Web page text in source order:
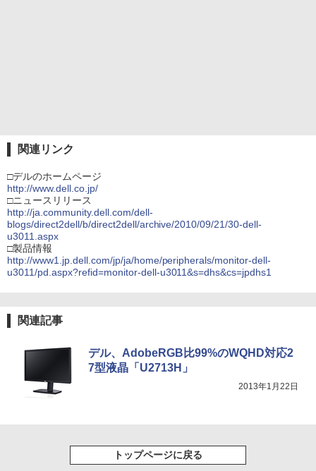
関連リンク
□デルのホームページ
http://www.dell.co.jp/
□ニュースリリース
http://ja.community.dell.com/dell-
blogs/direct2dell/b/direct2dell/archive/2010/09/21/30-dell-
u3011.aspx
□製品情報
http://www1.jp.dell.com/jp/ja/home/peripherals/monitor-dell-
u3011/pd.aspx?refid=monitor-dell-u3011&s=dhs&cs=jpdhs1
関連記事
デル、AdobeRGB比99%のWQHD対応2
7型液晶「U2713H」
2013年1月22日
トップページに戻る